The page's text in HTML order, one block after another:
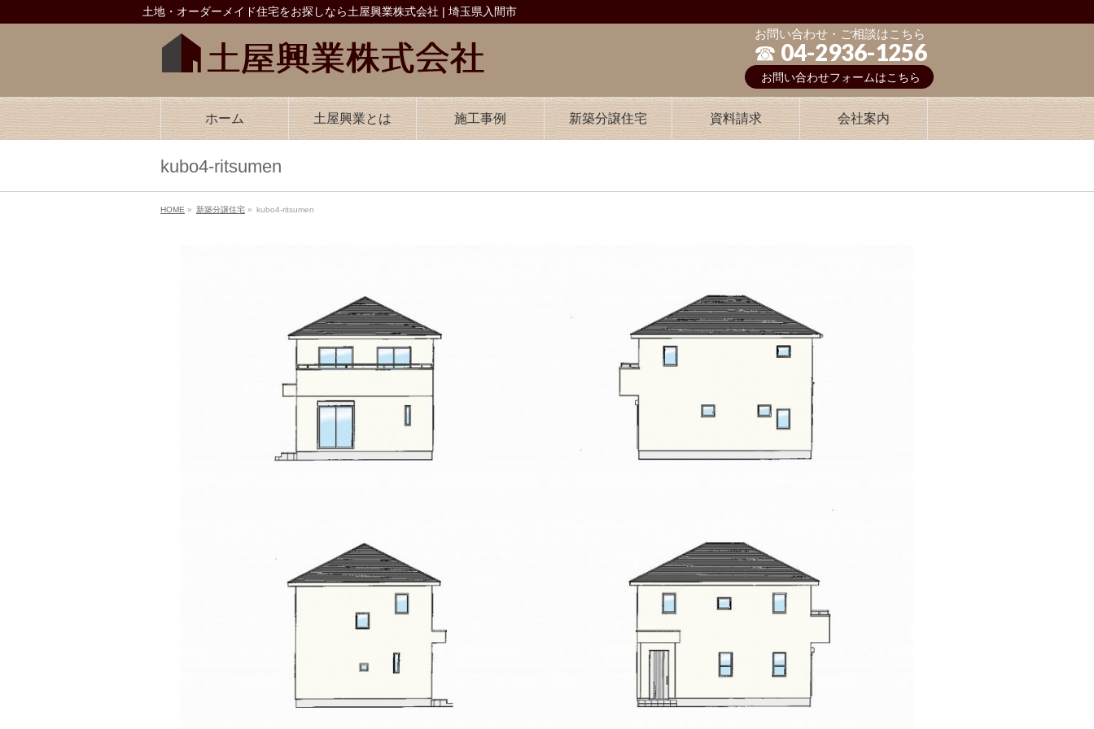
土地・オーダーメイド住宅をお探しなら土屋興業株式会社 | 埼玉県入間市
お問い合わせ・ご相談はこちら
☎︎ 04-2936-1256
お問い合わせフォームはこちら
ホーム 土屋興業とは 施工事例 新築分譲住宅 資料請求 会社案内
kubo4-ritsumen
HOME » 新築分譲住宅 » kubo4-ritsumen